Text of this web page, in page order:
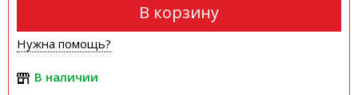
В корзину
Нужна помощь?
В наличии